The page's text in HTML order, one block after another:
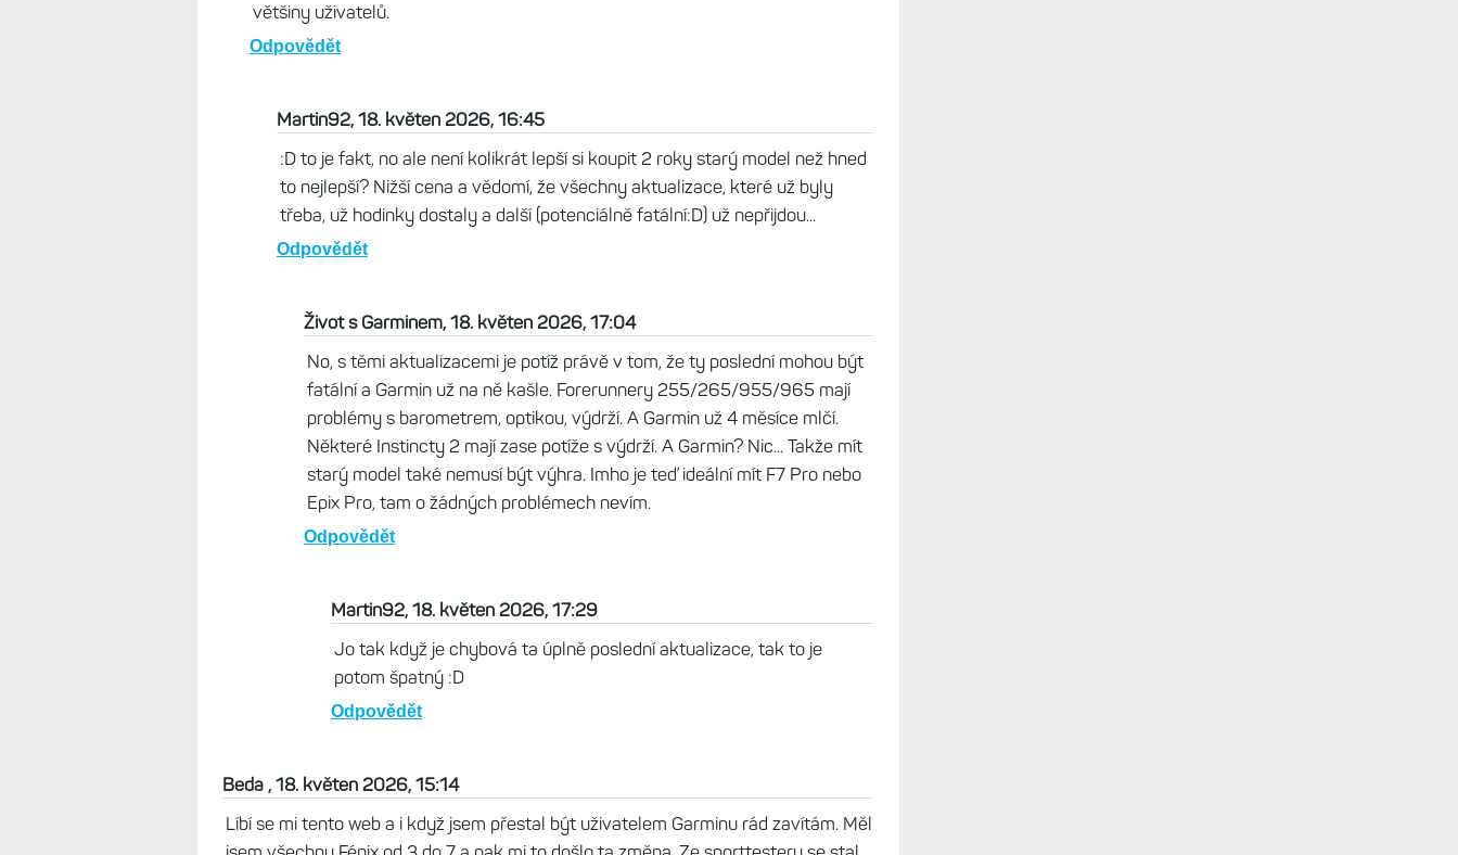
většiny uživatelů.
Odpovědět
Martin92, 18. květen 2026, 16:45
:D to je fakt, no ale není kolikrát lepší si koupit 2 roky starý model než hned
to nejlepší? Nižší cena a vědomí, že všechny aktualizace, které už byly
třeba, už hodinky dostaly a další (potenciálně fatální:D) už nepřijdou...
Odpovědět
Život s Garminem, 18. květen 2026, 17:04
No, s těmi aktualizacemi je potíž právě v tom, že ty poslední mohou být
fatální a Garmin už na ně kašle. Forerunnery 255/265/955/965 mají
problémy s barometrem, optikou, výdrží. A Garmin už 4 měsíce mlčí.
Některé Instincty 2 mají zase potíže s výdrží. A Garmin? Nic... Takže mít
starý model také nemusí být výhra. Imho je teď ideální mít F7 Pro nebo
Epix Pro, tam o žádných problémech nevím.
Odpovědět
Martin92, 18. květen 2026, 17:29
Jo tak když je chybová ta úplně poslední aktualizace, tak to je
potom špatný :D
Odpovědět
Beda , 18. květen 2026, 15:14
Líbí se mi tento web a i když jsem přestal být uživatelem Garminu rád zavítám. Měl